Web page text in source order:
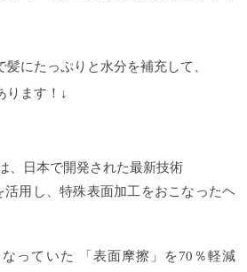
にたっぷりと水分を補充して、
ります！↓
、日本で開発された最新技術
活用し、特殊表面加工をおこなったヘ
っていた 「表面摩擦」を70％軽減